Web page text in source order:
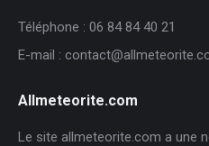
Téléphone : 06 84 84 40 21
E-mail :
Allmeteorite.com
Le site allmeteorite.com a une